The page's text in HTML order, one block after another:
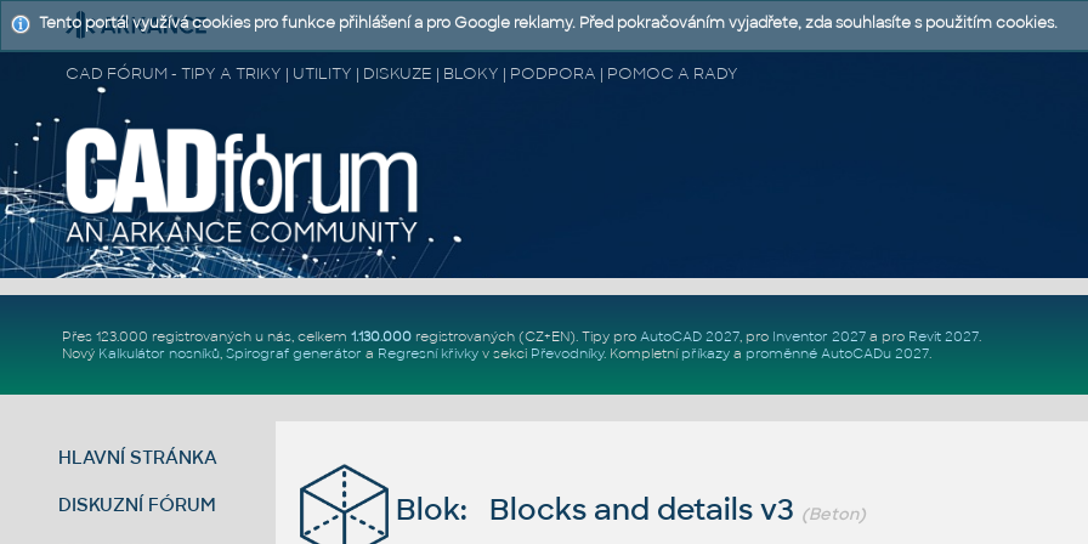
CAD FÓRUM - TIPY A TRIKY | UTILITY | DISKUZE | BLOKY | PODPORA | POMOC A RADY
Přes 123.000 registrovaných u nás, celkem 1.130.000registrovaných (CZ+EN). Tipy pro AutoCAD 2027, pro Inventor 2027a pro Revit 2027.
Nový Kalkulátor nosníků, Spirograf generátor a Regresní křivkyv sekci Převodníky. Kompletní příkazya proměnné AutoCADu 2027.
HLAVNÍ STRÁNKA
DISKUZNÍ FÓRUM Blok: Blocks and details v3 (Beton)
Tento portál využívá cookies pro funkce přihlášení a pro Google reklamy. Před pokračováním vyjadřete, zda souhlasíte s použitím cookies.